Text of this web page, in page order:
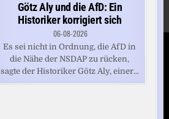
Götz Aly und die AfD: Ein
Historiker korrigiert sich
06-08-2026
Es sei nicht in Ordnung, die AfD in
die Nähe der NSDAP zu rücken,
sagte der Historiker Götz Aly, einer...